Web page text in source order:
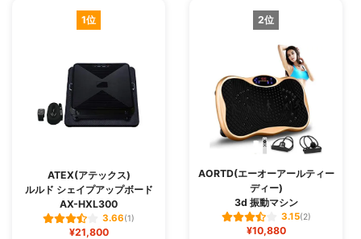
1位
ATEX(アテックス)
ルルド シェイプアップボード
AX-HXL300
3.66(1)
¥21,800
2位
AORTD(エーオーアールティー
ディー)
3d 振動マシン
3.15(2)
¥10,880